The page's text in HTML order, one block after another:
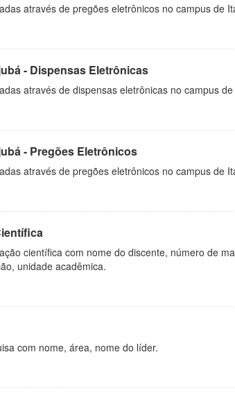
através de pregões eletrônicos no campus de
- Dispensas Eletrônicas
através de dispensas eletrônicas no campus
- Pregões Eletrônicos
através de pregões eletrônicos no campus de
científica com nome do discente, número de
unidade acadêmica.
com nome, área, nome do líder.